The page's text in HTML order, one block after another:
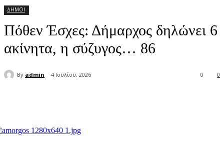
ΔΗΜΟΙ
Πόθεν Έσχες: Δήμαρχος δηλώνει 6
ακίνητα, η σύζυγος… 86
By admin 4 Ιουλίου, 2026 0
0